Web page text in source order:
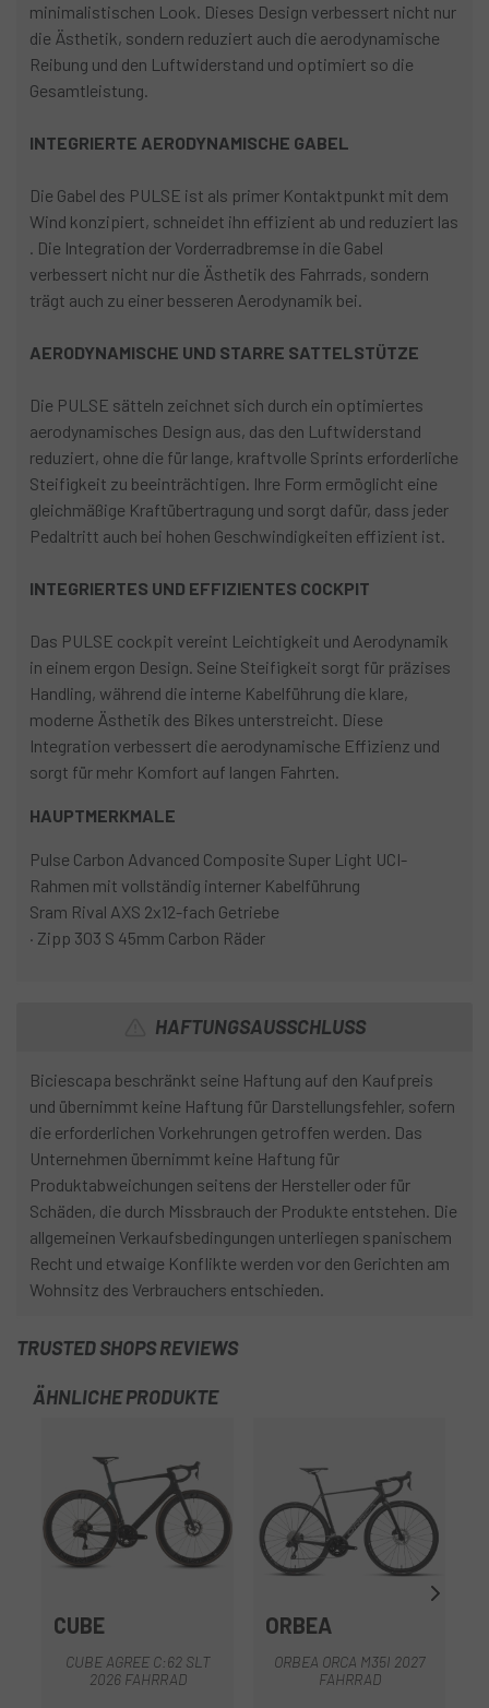
minimalistischen Look. Dieses Design verbessert nicht nur
die Ästhetik, sondern reduziert auch die aerodynamische
Reibung und den Luftwiderstand und optimiert so die
Gesamtleistung.
INTEGRIERTE AERODYNAMISCHE GABEL
Die Gabel des PULSE ist als primer Kontaktpunkt mit dem
Wind konzipiert, schneidet ihn effizient ab und reduziert las
. Die Integration der Vorderradbremse in die Gabel
verbessert nicht nur die Ästhetik des Fahrrads, sondern
trägt auch zu einer besseren Aerodynamik bei.
AERODYNAMISCHE UND STARRE SATTELSTÜTZE
Die PULSE sätteln zeichnet sich durch ein optimiertes
aerodynamisches Design aus, das den Luftwiderstand
reduziert, ohne die für lange, kraftvolle Sprints erforderliche
Steifigkeit zu beeinträchtigen. Ihre Form ermöglicht eine
gleichmäßige Kraftübertragung und sorgt dafür, dass jeder
Pedaltritt auch bei hohen Geschwindigkeiten effizient ist.
INTEGRIERTES UND EFFIZIENTES COCKPIT
Das PULSE cockpit vereint Leichtigkeit und Aerodynamik
in einem ergon Design. Seine Steifigkeit sorgt für präzises
Handling, während die interne Kabelführung die klare,
moderne Ästhetik des Bikes unterstreicht. Diese
Integration verbessert die aerodynamische Effizienz und
sorgt für mehr Komfort auf langen Fahrten.
HAUPTMERKMALE
Pulse Carbon Advanced Composite Super Light UCI-
Rahmen mit vollständig interner Kabelführung
Sram Rival AXS 2x12-fach Getriebe
· Zipp 303 S 45mm Carbon Räder
HAFTUNGSAUSSCHLUSS
Biciescapa beschränkt seine Haftung auf den Kaufpreis
und übernimmt keine Haftung für Darstellungsfehler, sofern
die erforderlichen Vorkehrungen getroffen werden. Das
Unternehmen übernimmt keine Haftung für
Produktabweichungen seitens der Hersteller oder für
Schäden, die durch Missbrauch der Produkte entstehen. Die
allgemeinen Verkaufsbedingungen unterliegen spanischem
Recht und etwaige Konflikte werden vor den Gerichten am
Wohnsitz des Verbrauchers entschieden.
TRUSTED SHOPS REVIEWS
ÄHNLICHE PRODUKTE
CUBE
CUBE AGREE C:62 SLT
2026 FAHRRAD
ORBEA
ORBEA ORCA M35I 2027
FAHRRAD